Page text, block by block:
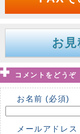
お
コメントをどうぞ
お名前 (必須)
メールアドレ